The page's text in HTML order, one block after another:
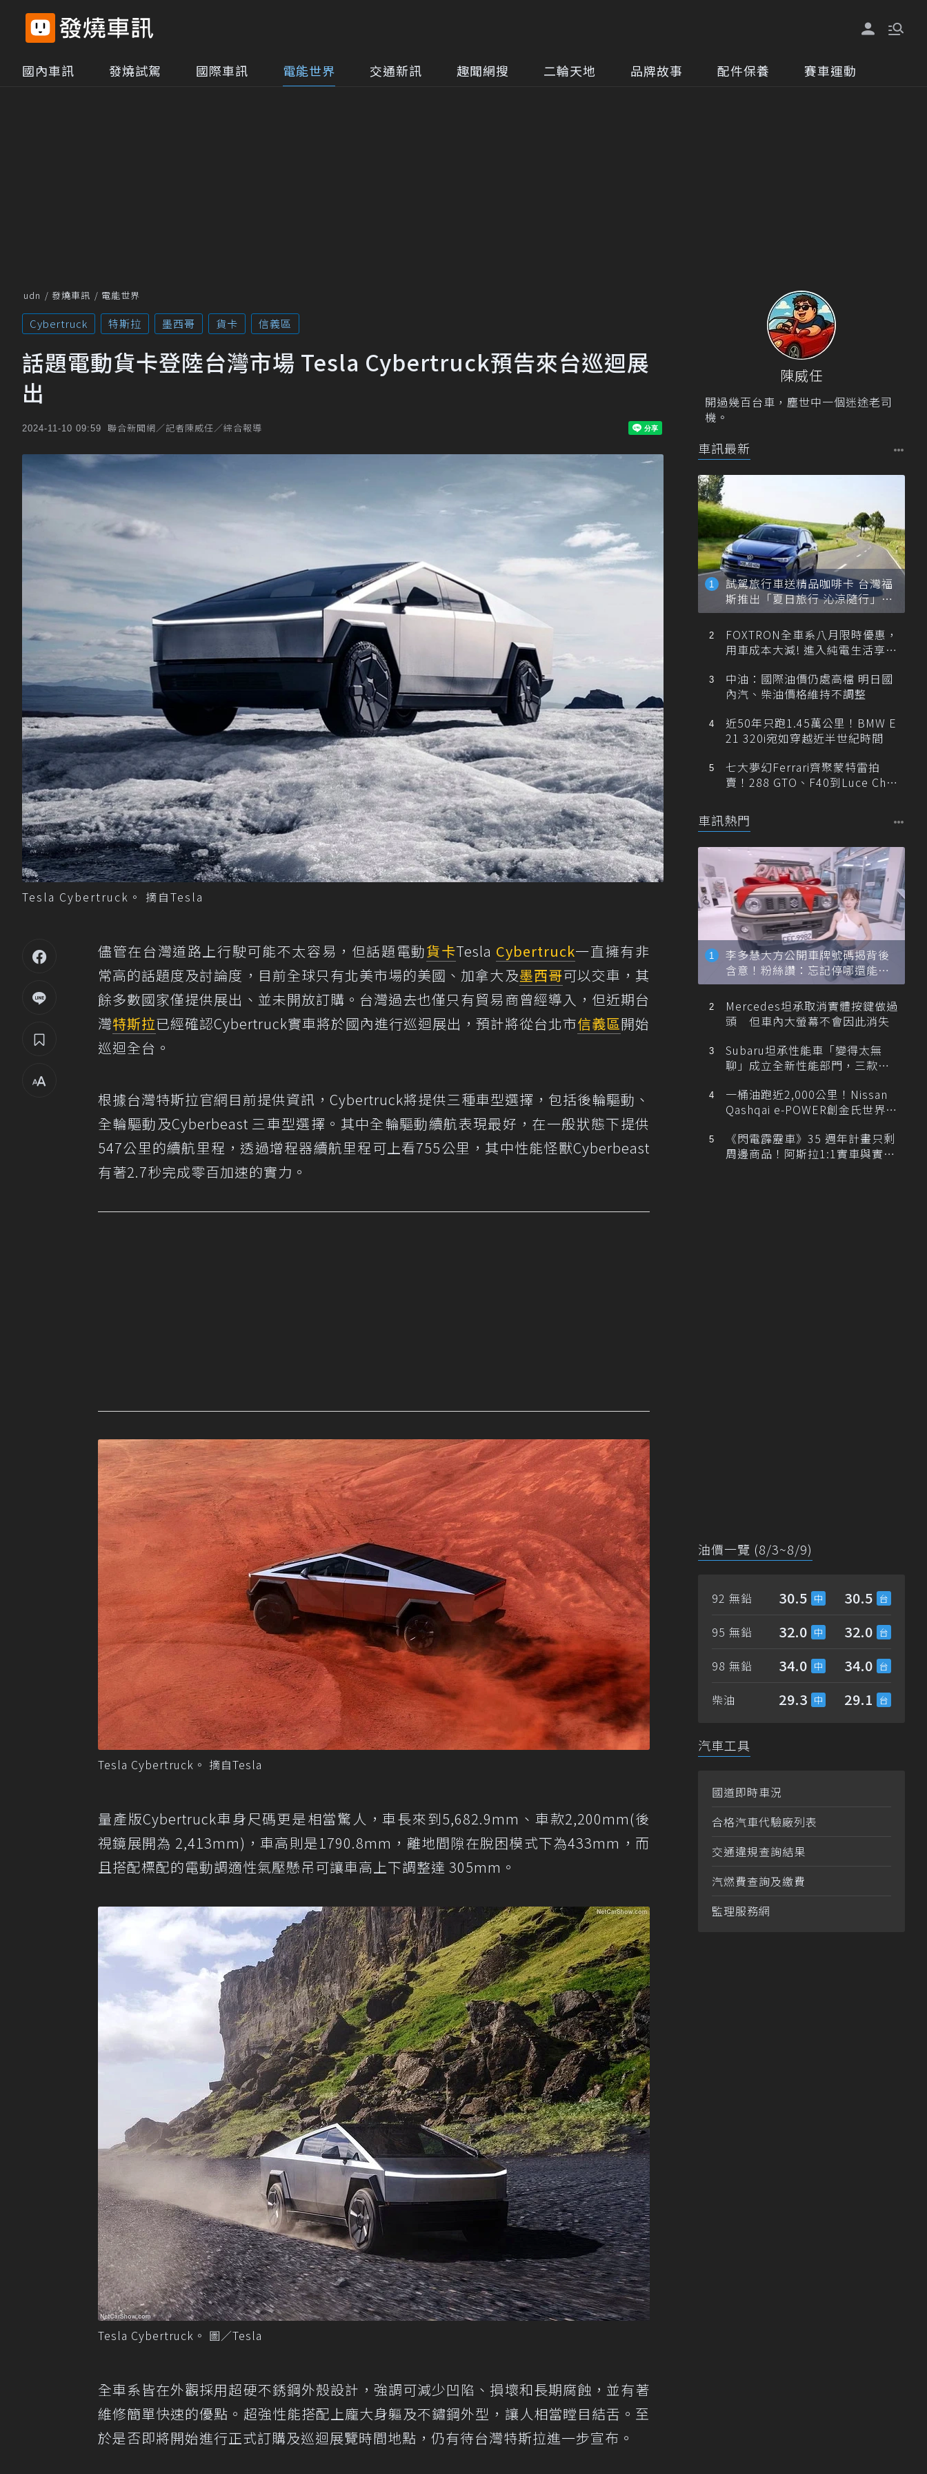
國內車訊 發燒試駕 國際車訊 電能世界 交通新訊 趣聞網搜 二輪天地 品牌故事 配件保養 賽車運動
udn 發燒車訊 電能世界
Cybertruck 特斯拉 墨西哥 貨卡 信義區
話題電動貨卡登陸台灣市場 Tesla Cybertruck預告來台巡迴展
出
2024-11-10 09:59 聯合新聞網／記者陳威任／綜合報導
Tesla Cybertruck。 摘自Tesla
儘管在台灣道路上行駛可能不太容易，但話題電動貨卡Tesla Cybertruck一直擁有非
常高的話題度及討論度，目前全球只有北美市場的美國、加拿大及墨西哥可以交車，其
餘多數國家僅提供展出、並未開放訂購。台灣過去也僅只有貿易商曾經導入，但近期台
灣特斯拉已經確認Cybertruck實車將於國內進行巡迴展出，預計將從台北市信義區開始
巡迴全台。
根據台灣特斯拉官網目前提供資訊，Cybertruck將提供三種車型選擇，包括後輪驅動、
全輪驅動及Cyberbeast 三車型選擇。其中全輪驅動續航表現最好，在一般狀態下提供
547公里的續航里程，透過增程器續航里程可上看755公里，其中性能怪獸Cyberbeast
有著2.7秒完成零百加速的實力。
Tesla Cybertruck。 摘自Tesla
量產版Cybertruck車身尺碼更是相當驚人，車長來到5,682.9mm、車款2,200mm(後
視鏡展開為 2,413mm)，車高則是1790.8mm，離地間隙在脫困模式下為433mm，而
且搭配標配的電動調適性氣壓懸吊可讓車高上下調整達 305mm。
Tesla Cybertruck。 圖／Tesla
全車系皆在外觀採用超硬不銹鋼外殼設計，強調可減少凹陷、損壞和長期腐蝕，並有著
維修簡單快速的優點。超強性能搭配上龐大身軀及不鏽鋼外型，讓人相當瞠目結舌。至
於是否即將開始進行正式訂購及巡迴展覽時間地點，仍有待台灣特斯拉進一步宣布。
陳威任
開過幾百台車，塵世中一個迷途老司
機。
車訊最新
試駕旅行車送精品咖啡卡 台灣福
斯推出「夏日旅行 沁涼隨行」活
動
FOXTRON全車系八月限時優惠，
用車成本大減! 進入純電生活享
中油：國際油價仍處高檔 明日國
內汽、柴油價格維持不調整
近50年只跑1.45萬公里！BMW E
21 320i宛如穿越近半世紀時間
七大夢幻Ferrari齊聚蒙特雷拍
賣！288 GTO、F40到Luce Cha
車訊熱門
李多慧大方公開車牌號碼揭背後
含意！粉絲讚：忘記停哪還能幫
忙找車
Mercedes坦承取消實體按鍵做過
頭 但車內大螢幕不會因此消失
Subaru坦承性能車「變得太無
聊」成立全新性能部門，三款手
一桶油跑近2,000公里！Nissan
Qashqai e-POWER創金氏世界紀
《閃電霹靂車》35 週年計畫只剩
周邊商品！阿斯拉1:1實車與實體
油價一覽 (8/3~8/9)
92 無鉛 30.5 30.5
95 無鉛 32.0 32.0
98 無鉛 34.0 34.0
柴油 29.3 29.1
汽車工具
國道即時車況
合格汽車代驗廠列表
交通違規查詢結果
汽燃費查詢及繳費
監理服務網